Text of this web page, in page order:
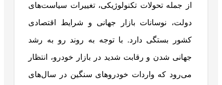
از جمله تحولات تکنولوژیکی، تغییرات سیاست‌های
دولت، نوسانات بازار جهانی و شرایط اقتصادی
کشور بستگی دارد. با توجه به روند رو به رشد
جهانی شدن و رقابت شدید در بازار خودرو، انتظار
می‌رود که واردات خودروهای سنگین در سال‌های